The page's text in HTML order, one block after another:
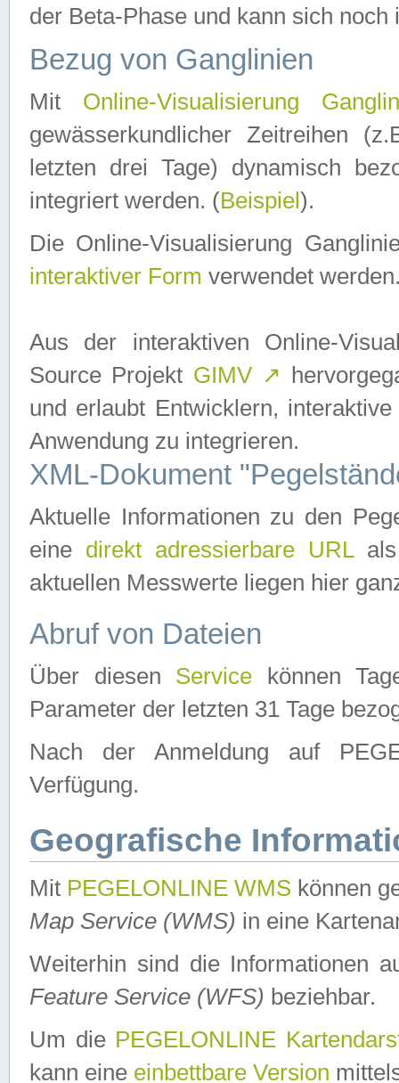
der Beta-Phase und kann sich noch
Bezug von Ganglinien
Mit Online-Visualisierung
gewässerkundlicher Zeitreihen
letzten drei Tage) dynamisch
integriert werden. (Beispiel ).
Die Online-Visualisierung
interaktiver Form verwendet
Aus der interaktiven Online-
Source Projekt GIMV ↗
und erlaubt Entwicklern,
Anwendung zu integrieren.
XML-Dokument
Aktuelle Informationen zu den
eine direkt adressierbare URLals
aktuellen Messwerte liegen hier
Abruf von Dateien
Über diesen Service können
Parameter der letzten 31 Tage
Nach der Anmeldung auf
Verfügung.
Geografische
Mit PEGELONLINE WMS können
Map Service (WMS) in eine
Weiterhin sind die Informationen
Feature Service (WFS) beziehbar.
Um die PEGELONLINE
kann eine einbettbare Version